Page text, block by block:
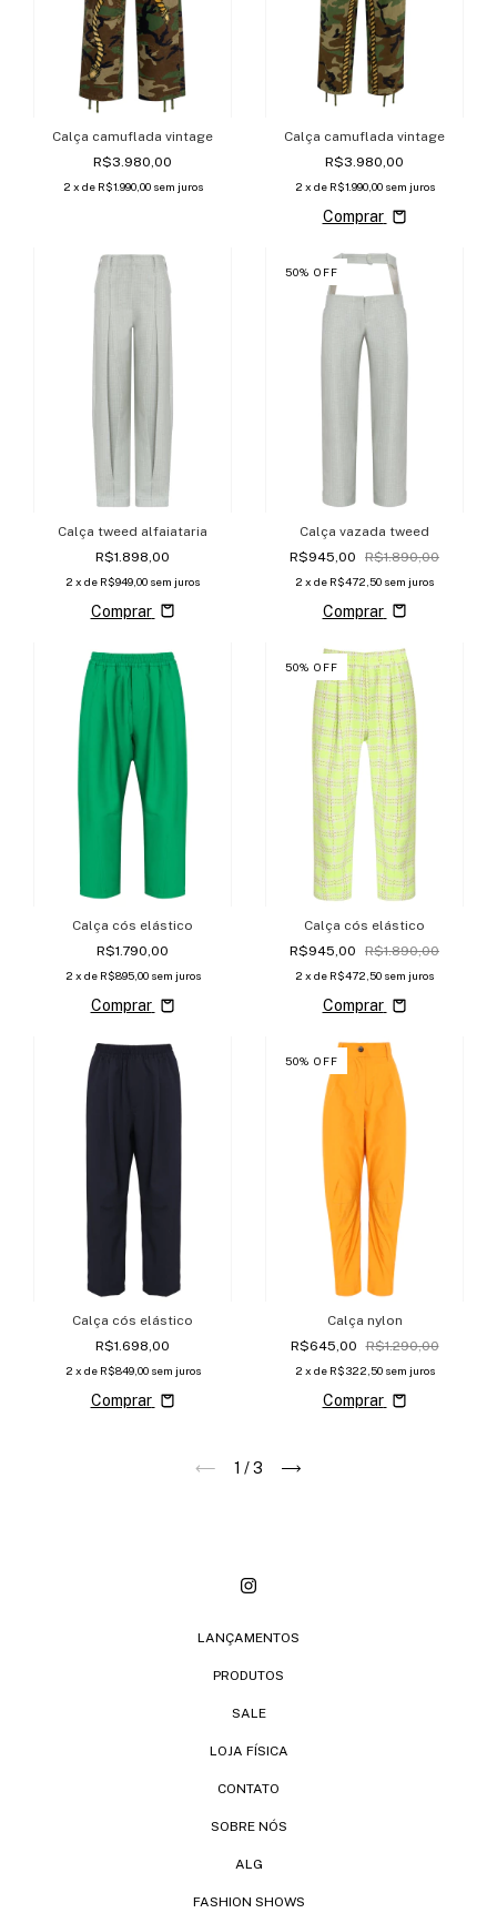
Calça camuflada vintage
R$3.980,00
2 x de R$1.990,00 sem juros
Calça camuflada vintage
R$3.980,00
2 x de R$1.990,00 sem juros
Comprar
Calça tweed alfaiataria
R$1.898,00
2 x de R$949,00 sem juros
Comprar
50% OFF
Calça vazada tweed
R$945,00
R$1.890,00
2 x de R$472,50 sem juros
Comprar
Calça cós elástico
R$1.790,00
2 x de R$895,00 sem juros
Comprar
50% OFF
Calça cós elástico
R$945,00
R$1.890,00
2 x de R$472,50 sem juros
Comprar
Calça cós elástico
R$1.698,00
2 x de R$849,00 sem juros
Comprar
50% OFF
Calça nylon
R$645,00
R$1.290,00
2 x de R$322,50 sem juros
Comprar
1 /3
LANÇAMENTOS
PRODUTOS
SALE
LOJA FÍSICA
CONTATO
SOBRE NÓS
ALG
FASHION SHOWS